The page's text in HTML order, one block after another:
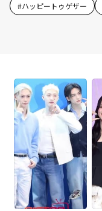
#ハッピートゥゲザー